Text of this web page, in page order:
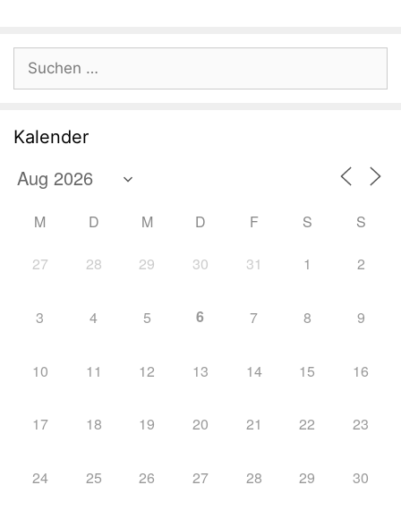
nach:
Kalender
M D M D F S S
27 28 29 30 31 1 2
3 4 5 6 7 8 9
10 11 12 13 14 15 16
17 18 19 20 21 22 23
24 25 26 27 28 29 30